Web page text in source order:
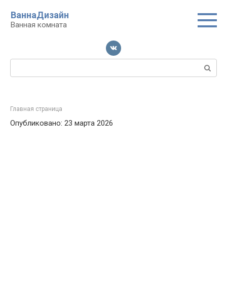
контенту
ВаннаДизайн
Ванная комната
Поиск:
Главная страница
Опубликовано: 23 марта 2026